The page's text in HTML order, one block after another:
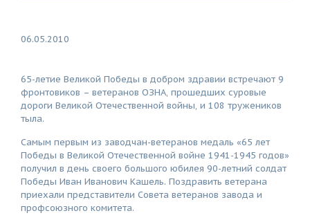
06.05.2010
65-летие Великой Победы в добром здравии встречают 9
фронтовиков – ветеранов ОЗНА, прошедших суровые
дороги Великой Отечественной войны, и 108 тружеников
тыла.
Самым первым из заводчан-ветеранов медаль «65 лет
Победы в Великой Отечественной войне 1941-1945 годов»
получил в день своего большого юбилея 90-летний солдат
Победы Иван Иванович Кашель. Поздравить ветерана
приехали представители Совета ветеранов завода и
профсоюзного комитета.